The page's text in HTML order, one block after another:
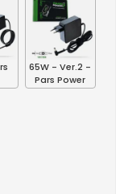
65W - Ver.2 -
Pars Power